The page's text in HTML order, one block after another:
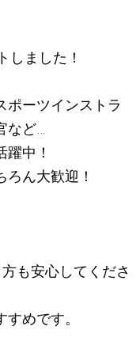
しました！
ポーツインストラ
ど…
中！
ん大歓迎！
も安心してくださ
めです。